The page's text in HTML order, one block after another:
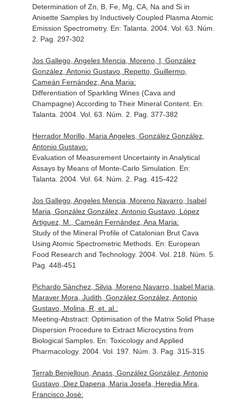
Determination of Zn, B, Fe, Mg, CA, Na and Si in
Anisette Samples by Inductively Coupled Plasma Atomic
Emission Spectrometry. En: Talanta . 2004. Vol. 63. Núm.
2. Pag. 297-302
Jos Gallego, Angeles Mencia, Moreno, I, González
González, Antonio Gustavo, Repetto, Guillermo,
Cameán Fernández, Ana Maria:
Differentiation of Sparkling Wines (Cava and
Champagne) According to Their Mineral Content. En:
Talanta . 2004. Vol. 63. Núm. 2. Pag. 377-382
Herrador Morillo, Maria Angeles, González González,
Antonio Gustavo:
Evaluation of Measurement Uncertainty in Analytical
Assays by Means of Monte-Carlo Simulation. En:
Talanta . 2004. Vol. 64. Núm. 2. Pag. 415-422
Jos Gallego, Angeles Mencia, Moreno Navarro, Isabel
Maria, González González, Antonio Gustavo, López
Artiguez, M., Cameán Fernández, Ana Maria:
Study of the Mineral Profile of Catalonian Brut Cava
Using Atomic Spectrometric Methods. En: European
Food Research and Technology. 2004. Vol. 218. Núm. 5.
Pag. 448-451
Pichardo Sánchez, Silvia, Moreno Navarro, Isabel Maria,
Maraver Mora, Judith, González González, Antonio
Gustavo, Molina, R, et. al.:
Meeting-Abstract: Optimisation of the Matrix Solid Phase
Dispersion Procedure to Extract Microcystins from
Biological Samples. En: Toxicology and Applied
Pharmacology. 2004. Vol. 197. Núm. 3. Pag. 315-315
Terrab Benjelloun, Anass, González González, Antonio
Gustavo, Diez Dapena, Maria Josefa, Heredia Mira,
Francisco José: